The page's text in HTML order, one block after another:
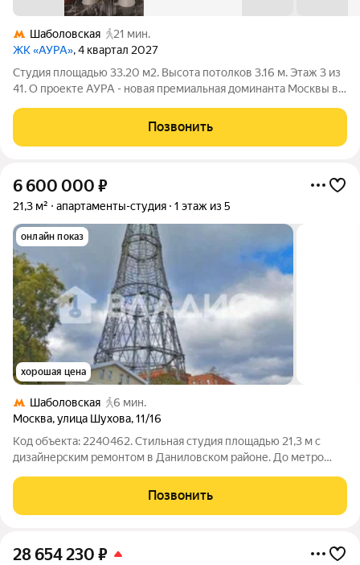
Шаболовская
21 мин.
ЖК «АУРА», 4 квартал 2027
Студия площадью 33.20 м2. Высота потолков 3.16 м. Этаж 3 из
41. О проекте АУРА - новая премиальная доминанта Москвы в
Бронзовой башни и 41-этажной Серебряной. Рядом
расположены набережная
Позвонить
6 600 000 ₽
21,3 м² апартаменты-студия 1 этаж из 5
онлайн показ
хорошая цена
Шаболовская
6 мин.
Москва,улица Шухова,11/16
Код объекта: 2240462. Стильная студия площадью 21,3 м с
дизайнерским ремонтом в Даниловском районе. До метро
доступностью до центра и
Позвонить
28 654 230 ₽